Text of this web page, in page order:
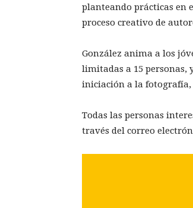
planteando prácticas en
proceso creativo de
González anima a los
limitadas a 15 personas,
iniciación a la fotografía,
Todas las personas
través del correo